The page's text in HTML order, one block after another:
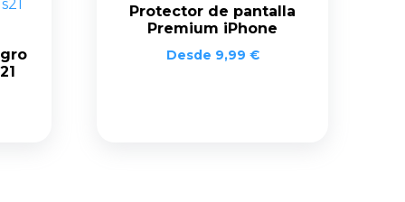
Protector de pantalla
Premium iPhone
Desde 9,99 €